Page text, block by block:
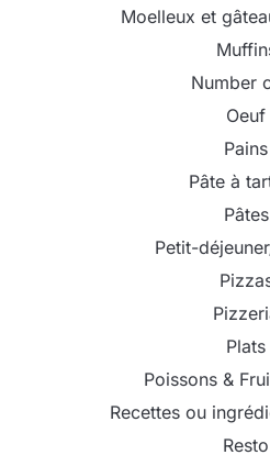
Moelleux et
Number
Oeuf
Pains
Pâte à
Pâtes
Petit-
Plats
Poissons &
Recettes ou
Resto